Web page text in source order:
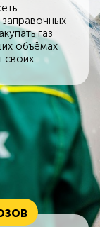
газ
объёмах
своих